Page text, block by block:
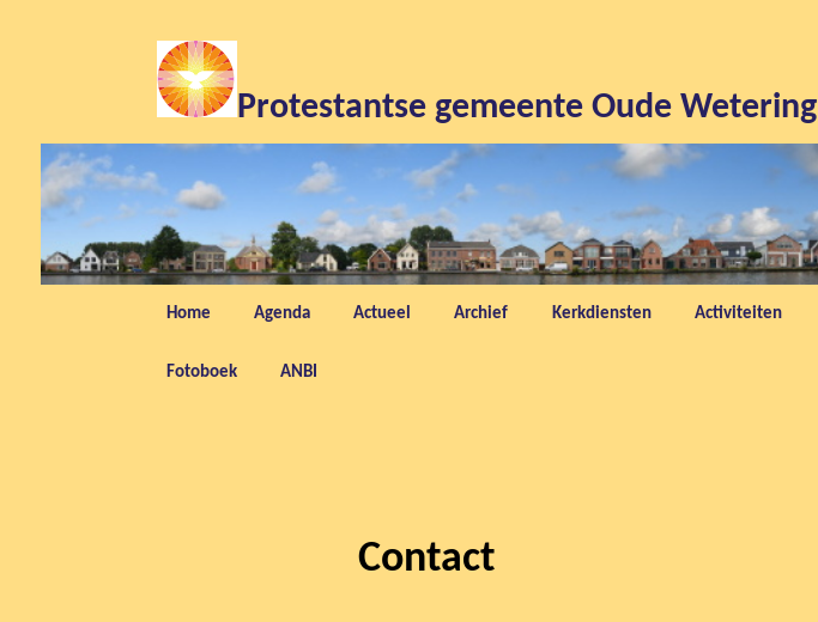
Protestantse gemeente Oude Wetering
Spring
Home Agenda Actueel Archief Kerkdiensten Activiteiten
Fotoboek ANBI
Contact